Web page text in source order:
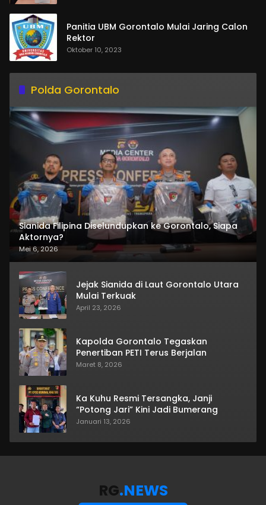
Panitia UBM Gorontalo Mulai Jaring Calon
Rektor
Oktober 10, 2023
Polda Gorontalo
Sianida Filipina Diselundupkan ke Gorontalo, Siapa
Aktornya?
Mei 6, 2026
Jejak Sianida di Laut Gorontalo Utara
Mulai Terkuak
April 23, 2026
Kapolda Gorontalo Tegaskan
Penertiban PETI Terus Berjalan
Maret 8, 2026
Ka Kuhu Resmi Tersangka, Janji
“Potong Jari” Kini Jadi Bumerang
Januari 13, 2026
RG.NEWS